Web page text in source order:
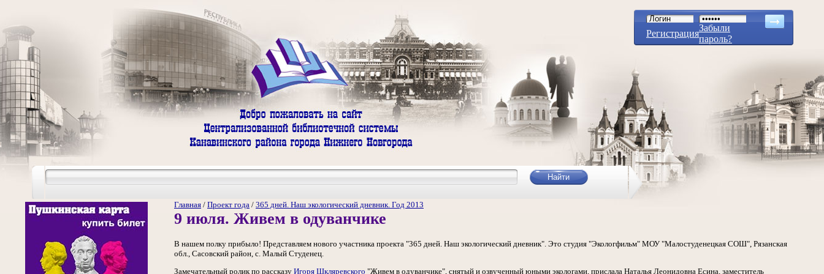
Регистрация
Забыли
пароль?
Главная / Проект года / 365 дней. Наш экологический дневник. Год 2013
9 июля. Живем в одуванчике
В нашем полку прибыло! Представляем нового участника проекта "365 дней. Наш экологический дневник". Это студия "Экологфильм" МОУ "Малостуденецкая СОШ", Рязанская
обл., Сасовский район, с. Малый Студенец.
Замечательный ролик по рассказу Игоря Шкляревского "Живем в одуванчике", снятый и озвученный юными экологами, прислала Наталья Леонидовна Есина, заместитель